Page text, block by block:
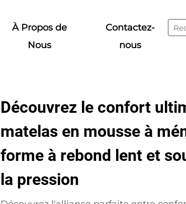
À Propos de
Nous
Contactez-
nous
Découvrez le confort
matelas en mousse à
forme à rebond lent et
la pression